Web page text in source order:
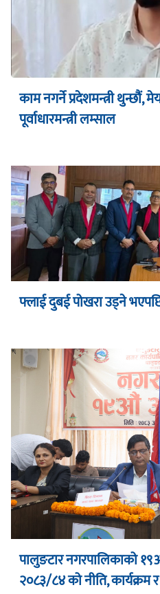
काम नगर्ने प्रदेशमन्त्री थुन्छौं,
पूर्वाधारमन्त्री लम्साल
फ्लाई दुबई पोखरा उड्ने
पालुङटार नगरपालिकाको
२०८३/८४ को नीति, कार्यक्रम